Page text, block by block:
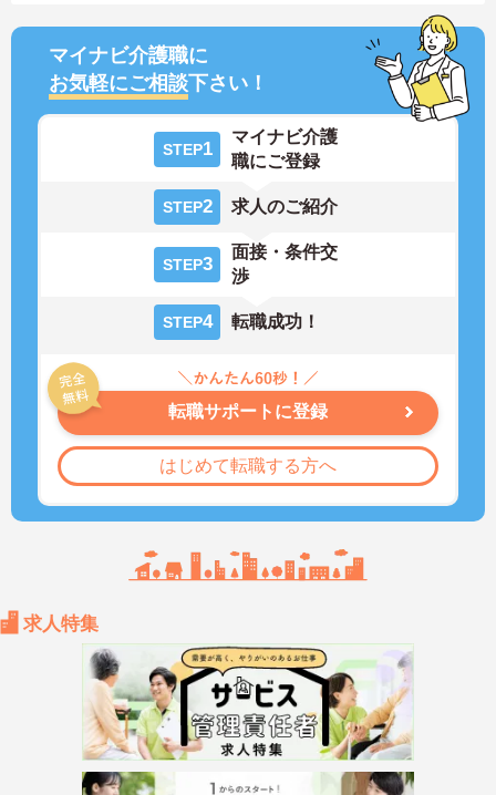
マイナビ介護職に
お気軽にご相談下さい！
STEP1
マイナビ介護
職にご登録
STEP2 求人のご紹介
STEP3
面接・条件交
渉
STEP4 転職成功！
転職サポートに登録
はじめて転職する方へ
求人特集